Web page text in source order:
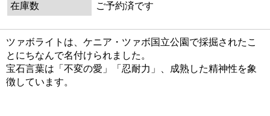
在庫数
ご予約済です
ツァボライトは、ケニア・ツァボ国立公園で採掘されたこ
とにちなんで名付けられました。
宝石言葉は「不変の愛」「忍耐力」、成熟した精神性を象
徴しています。